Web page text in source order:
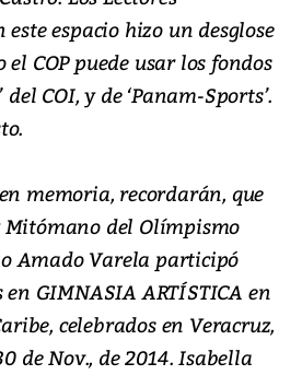
espacio hizo un desglose
COP puede usar los fondos
del COI, y de ‘Panam-Sports’.
memoria, recordarán, que
Mitómano del Olímpismo
Amado Varela participó
GIMNASIA ARTÍSTICA en
celebrados en Veracruz,
de Nov., de 2014. Isabella